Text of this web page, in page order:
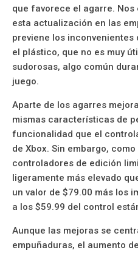
que favorece el agarre.
esta actualización en las
previene los
el plástico, que no es muy
sudorosas, algo común
juego.
Aparte de los agarres
mismas características de
funcionalidad que el
de Xbox. Sin embargo,
controladores de edición
ligeramente más elevado
un valor de $79.00 más los
a los $59.99 del control
Aunque las mejoras se
empuñaduras, el aumento